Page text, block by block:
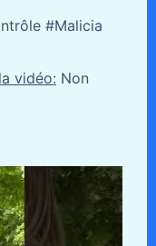
#Malicia
vidéo: Non